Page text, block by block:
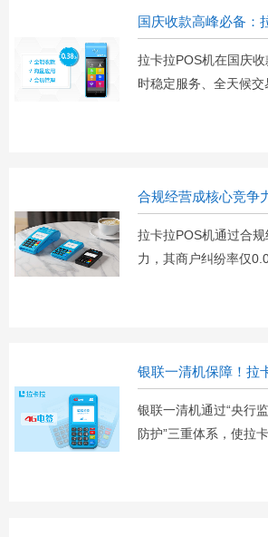
国庆收款高峰必备：
拉卡拉POS机在国庆
时稳定服务、全天候
合规经营成核心竞争
拉卡拉POS机通过合
力，其商户纠纷率仅
银联一清机保障！拉
银联一清机通过“央行
防护”三重体系，使拉